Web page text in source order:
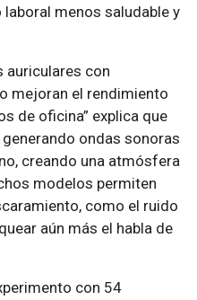
menos saludable y
auriculares con
mejoran el rendimiento
de oficina” explica que
ondas sonoras
creando una atmósfera
modelos permiten
como el ruido
aún más el habla de
con 54